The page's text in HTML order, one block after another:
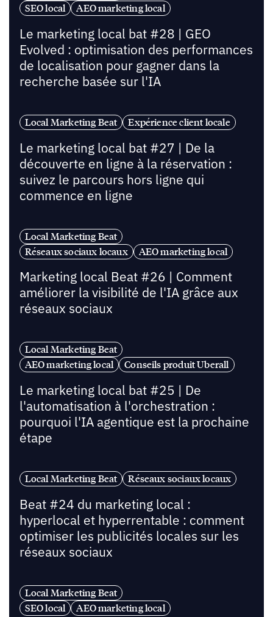
SEO local
AEO marketing local
Le marketing local bat #28 | GEO
Evolved : optimisation des performances
de localisation pour gagner dans la
recherche basée sur l'IA
Local Marketing Beat Expérience client locale
Le marketing local bat #27 | De la
découverte en ligne à la réservation :
suivez le parcours hors ligne qui
commence en ligne
Local Marketing Beat
Réseaux sociaux locaux
AEO marketing local
Marketing local Beat #26 | Comment
améliorer la visibilité de l'IA grâce aux
réseaux sociaux
Local Marketing Beat
AEO marketing local
Conseils produit Uberall
Le marketing local bat #25 | De
l'automatisation à l'orchestration :
pourquoi l'IA agentique est la prochaine
étape
Local Marketing Beat Réseaux sociaux locaux
Beat #24 du marketing local :
hyperlocal et hyperrentable : comment
optimiser les publicités locales sur les
réseaux sociaux
Local Marketing Beat
SEO local
AEO marketing local